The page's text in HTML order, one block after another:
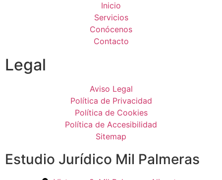
Inicio
Servicios
Conócenos
Contacto
Legal
Aviso Legal
Política de Privacidad
Política de Cookies
Política de Accesibilidad
Sitemap
Estudio Jurídico Mil Palmeras